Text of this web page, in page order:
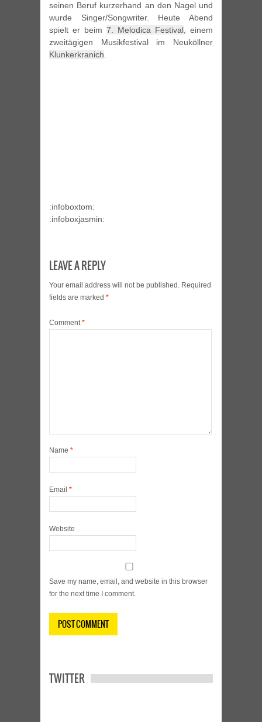
seinen Beruf kurzerhand an den Nagel und
wurde Singer/Songwriter. Heute Abend
spielt er beim 7. Melodica Festival , einem
zweitägigen Musikfestival im Neuköllner
Klunkerkranich
:infoboxtom:
:infoboxjasmin:
LEAVE A REPLY
Your email address will not be published. Required
fields are marked *
Comment*
Name *
Email *
Website
Save my name, email, and website in this browser
for the next time I comment.
TWITTER